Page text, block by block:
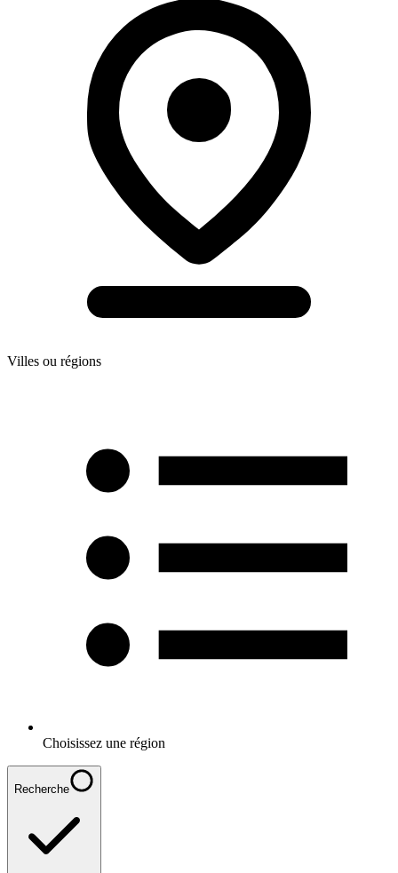
Villes ou régions
Choisissez une région
Recherche